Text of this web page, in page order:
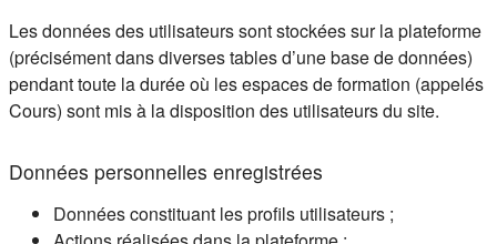
Les données des utilisateurs sont stockées sur la plateforme
(précisément dans diverses tables d’une base de données)
pendant toute la durée où les espaces de formation (appelés
Cours) sont mis à la disposition des utilisateurs du site.
Données personnelles enregistrées
Données constituant les profils utilisateurs ;